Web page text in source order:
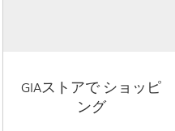
GIAストアで ショッピ
ング